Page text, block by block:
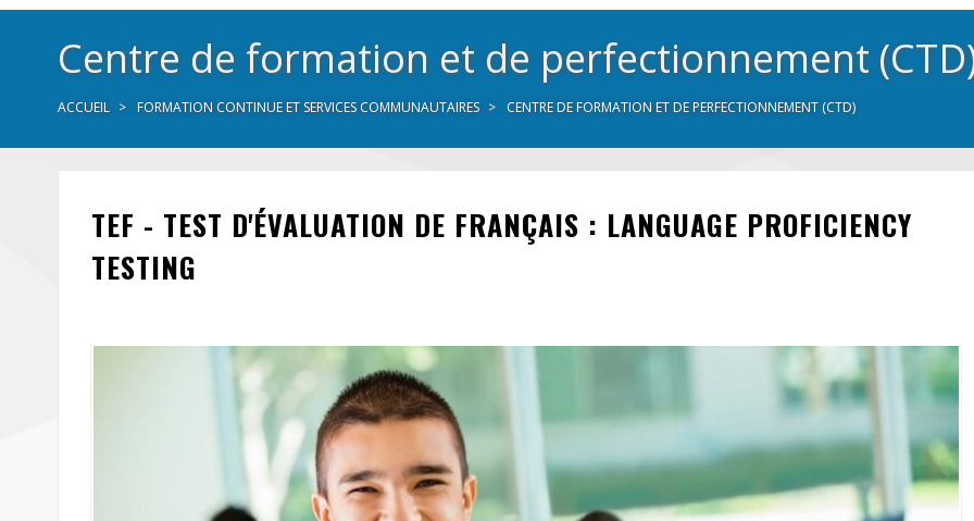
Centre de formation et de perfectionnement
ACCUEIL FORMATION CONTINUE ET SERVICES COMMUNAUTAIRES CENTRE DE FORMATION ET DE PERFECTIONNEMENT (CTD)
TEF - TEST D'ÉVALUATION DE FRANÇAIS : LANGUAGE PROFICIENCY
TESTING